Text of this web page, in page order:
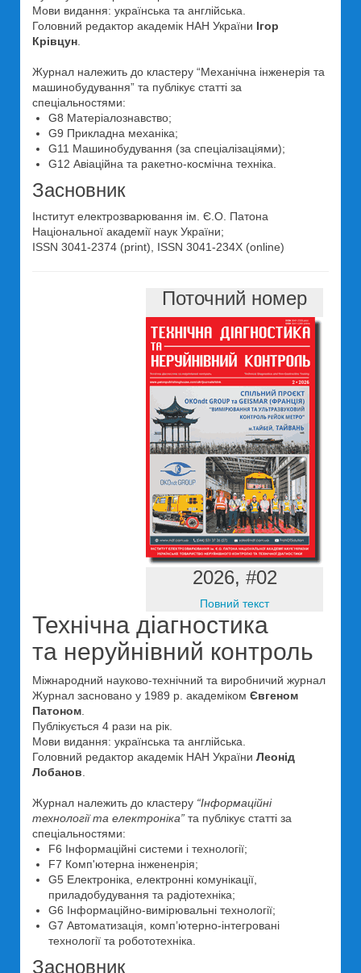
Мови видання: українська та англійська.
Головний редактор академік НАН України Ігор
Крівцун
Журнал належить до кластеру “Механічна інженерія та
машинобудування” та публікує статті за
спеціальностями:
G8 Матеріалознавство;
G9 Прикладна механіка;
G11 Машинобудування (за спеціалізаціями);
G12 Авіаційна та ракетно-космічна техніка.
Засновник
Інститут електрозварювання ім. Є.О. Патона
Національної академії наук України;
ISSN 3041-2374 (print), ISSN 3041-234X (online)
Поточний номер
2026, #02
Повний текст
Технічна діагностика
та неруйнівний контроль
Міжнародний науково-технічний та виробничий журнал
Журнал засновано у 1989 р. академіком Євгеном
Патоном
Публікується 4 рази на рік.
Мови видання: українська та англійська.
Головний редактор академік НАН України Леонід
Лобанов
Журнал належить до кластеру “Інформаційні
технології та електроніка” та публікує статті за
спеціальностями:
F6 Інформаційні системи і технології;
F7 Комп'ютерна інжененрія;
G5 Електроніка, електронні комунікації,
приладобудування та радіотехніка;
G6 Інформаційно-вимірювальні технології;
G7 Автоматизація, комп’ютерно-інтегровані
технології та робототехніка.
Засновник